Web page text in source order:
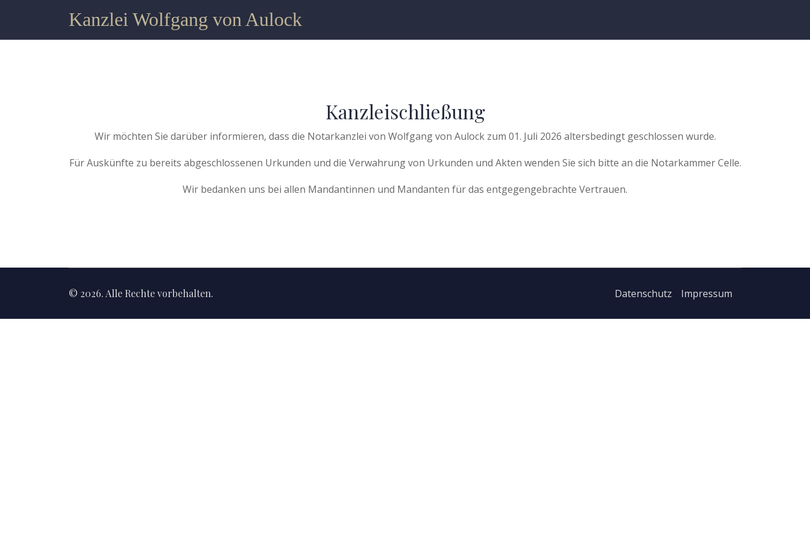
Kanzlei Wolfgang von Aulock
Kanzleischließung
Wir möchten Sie darüber informieren, dass die Notarkanzlei von Wolfgang von Aulock zum 01. Juli 2026 altersbedingt geschlossen wurde.
Für Auskünfte zu bereits abgeschlossenen Urkunden und die Verwahrung von Urkunden und Akten wenden Sie sich bitte an die Notarkammer Celle.
Wir bedanken uns bei allen Mandantinnen und Mandanten für das entgegengebrachte Vertrauen.
© 2026. Alle Rechte vorbehalten. Datenschutz Impressum